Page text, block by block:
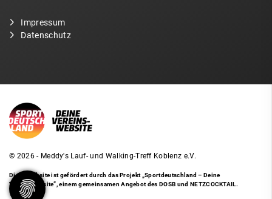
Impressum
Datenschutz
© 2026 - Meddy's Lauf- und Walking-Treff Koblenz e.V.
Diese Website ist gefördert durch das Projekt„Sportdeutschland – Deine
Vereinswebsite”, einem gemeinsamen Angebot des DOSB und NETZCOCKTAIL.